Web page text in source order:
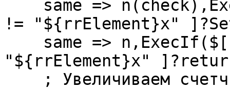
!= "${rrElement}x"
"${rrElement}x"